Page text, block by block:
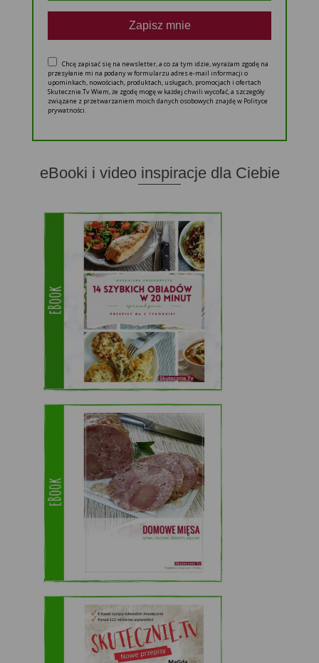
Zapisz mnie
Chcę zapisać się na newsletter, a co za tym idzie, wyrażam zgodę na
przesyłanie mi na podany w formularzu adres e-mail informacji o
upominkach, nowościach, produktach, usługach, promocjach i ofertach
Skutecznie.Tv Wiem, że zgodę mogę w każdej chwili wycofać, a szczegóły
związane z przetwarzaniem moich danych osobowych znajdę w Polityce
prywatności.
eBooki i video inspiracje dla Ciebie